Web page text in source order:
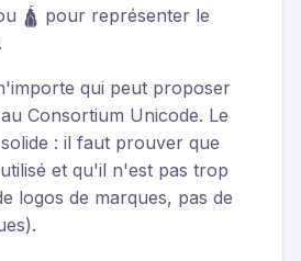
🛕 pour représenter le
qui peut proposer
Consortium Unicode. Le
: il faut prouver que
et qu'il n'est pas trop
logos de marques, pas de